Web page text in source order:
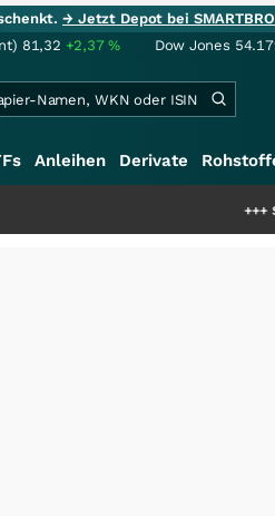
→ Jetzt Depot bei
81,32 +2,37% Dow Jones
Anleihen Derivate
Schwere